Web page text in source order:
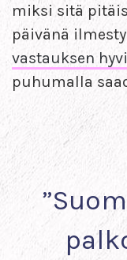
miksi sitä
päivänä
vastauksen
puhumalla